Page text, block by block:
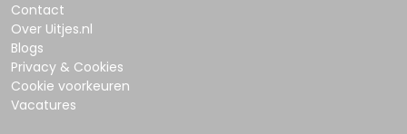
Contact
Over Uitjes.nl
Blogs
Privacy & Cookies
Cookie voorkeuren
Vacatures